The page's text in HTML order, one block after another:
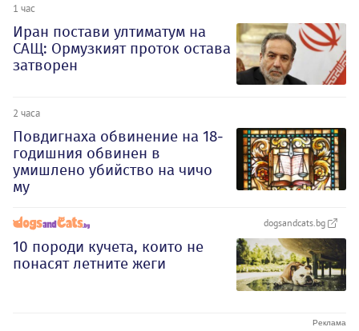
1 час
Иран постави ултиматум на
САЩ: Ормузкият проток остава
затворен
2 часа
Повдигнаха обвинение на 18-
годишния обвинен в
умишлено убийство на чичо
му
dogsandcats.bg
10 породи кучета, които не
понасят летните жеги